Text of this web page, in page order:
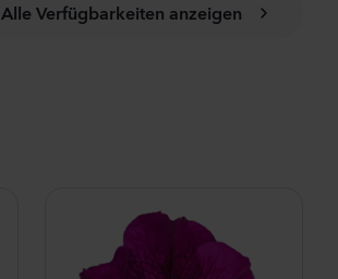
Alle Verfügbarkeiten anzeigen